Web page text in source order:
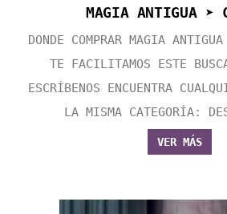
MAGIA ANTIGUA ➤
DONDE COMPRAR MAGIA
TE FACILITAMOS ESTE
ESCRÍBENOS ENCUENTRA
LA MISMA CATEGORÍA:
VER MÁS